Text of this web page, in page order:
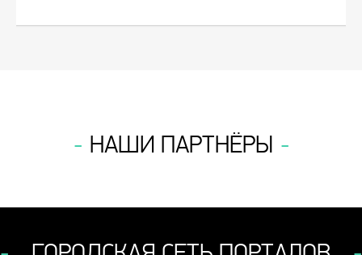
НАШИ ПАРТНЁРЫ